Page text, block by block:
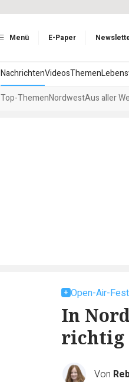
Menü E-Paper
NachrichtenVideosThemen
Top-ThemenNordwestAus aller
Open-Air-
In
richtig
Von